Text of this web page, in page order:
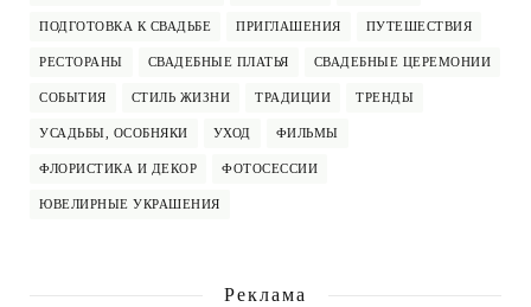
ПОДГОТОВКА К СВАДЬБЕ ПРИГЛАШЕНИЯ ПУТЕШЕСТВИЯ
РЕСТОРАНЫ СВАДЕБНЫЕ ПЛАТЬЯ СВАДЕБНЫЕ ЦЕРЕМОНИИ
СОБЫТИЯ СТИЛЬ ЖИЗНИ ТРАДИЦИИ ТРЕНДЫ
УСАДЬБЫ, ОСОБНЯКИ УХОД ФИЛЬМЫ
ФЛОРИСТИКА И ДЕКОР ФОТОСЕССИИ
ЮВЕЛИРНЫЕ УКРАШЕНИЯ
Реклама